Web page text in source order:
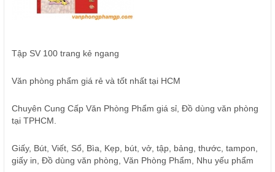
Tập SV 100 trang kẻ ngang
Văn phòng phẩm giá rẻ và tốt nhất tại HCM
Chuyên Cung Cấp Văn Phòng Phẩm giá sỉ, Đồ dùng văn phòng
tại TPHCM.
Giấy, Bút, Viết, Sổ, Bìa, Kẹp, bút, vở, tập, bảng, thước, tampon,
giấy in, Đồ dùng văn phòng, Văn Phòng Phẩm, Nhu yếu phẩm